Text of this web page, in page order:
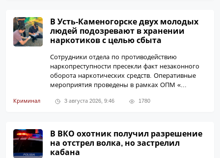
В Усть-Каменогорске двух молодых
людей подозревают в хранении
наркотиков с целью сбыта
Сотрудники отдела по противодействию
наркопреступности пресекли факт незаконного
оборота наркотических средств. Оперативные
мероприятия проведены в рамках ОПМ «...
Криминал 3 августа 2026, 9:46 1780
В ВКО охотник получил разрешение
на отстрел волка, но застрелил
кабана